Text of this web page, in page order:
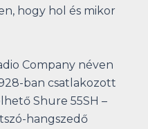
hogy hol és mikor
Company néven
ban csatlakozott
Shure 55SH –
hangszedő